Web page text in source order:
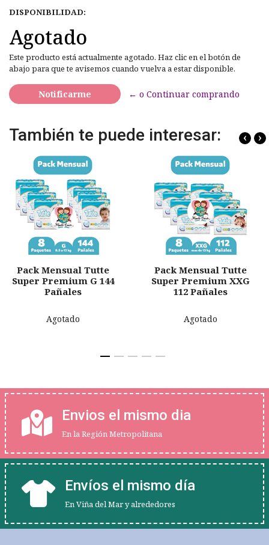
DISPONIBILIDAD:
Agotado
Este producto está actualmente agotado. Haz clic en el botón de
abajo para que te avisemos cuando vuelva a estar disponible.
Notificarme ← o Continuar comprando
También te puede interesar:
Pack Mensual Tutte
Super Premium G 144
Pañales
Agotado
Pack Mensual Tutte
Super Premium XXG
112 Pañales
Agotado
‹ ›
Envios el mismo dia
En la Región Metropolitana
Envíos el mismo día
En Viña del Mar y alrededores